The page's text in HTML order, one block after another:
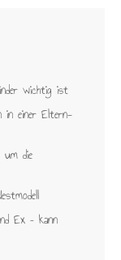
wichtig ist
in einer Eltern-
die
Ex – kann